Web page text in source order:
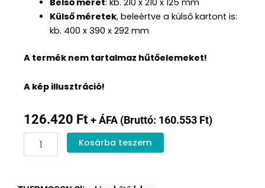
Külső méretek, beleértve a külső kartont is:
kb. 400 x 390 x 292 mm
A termék nem tartalmaz hűtőelemeket!
A kép illusztráció!
126.420 Ft + ÁFA (Bruttó: 160.553 Ft)
Thermocon
5
Kosárba teszem